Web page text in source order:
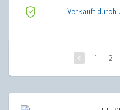
Verkauft durch
1 2